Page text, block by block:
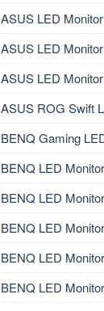
ASUS LED
ASUS LED
ASUS LED
ASUS ROG Swift
BENQ Gaming
BENQ LED
BENQ LED
BENQ LED
BENQ LED
BENQ LED